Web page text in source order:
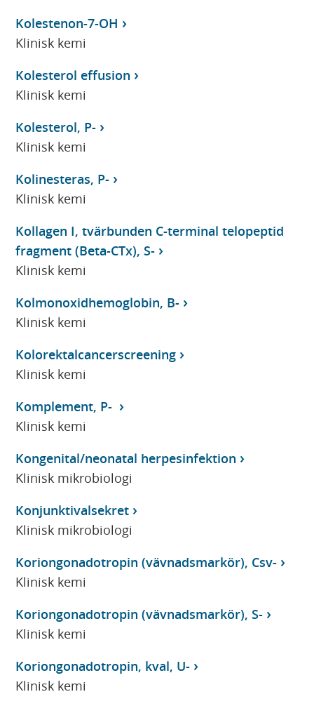
Kolestenon-7-OH
Klinisk kemi
Kolesterol effusion
Klinisk kemi
Kolesterol, P-
Klinisk kemi
Kolinesteras, P-
Klinisk kemi
Kollagen I, tvärbunden C-terminal telopeptid
fragment (Beta-CTx), S-
Klinisk kemi
Kolmonoxidhemoglobin, B-
Klinisk kemi
Kolorektalcancerscreening
Klinisk kemi
Komplement, P-
Klinisk kemi
Kongenital/neonatal herpesinfektion
Klinisk mikrobiologi
Konjunktivalsekret
Klinisk mikrobiologi
Koriongonadotropin (vävnadsmarkör), Csv-
Klinisk kemi
Koriongonadotropin (vävnadsmarkör), S-
Klinisk kemi
Koriongonadotropin, kval, U-
Klinisk kemi